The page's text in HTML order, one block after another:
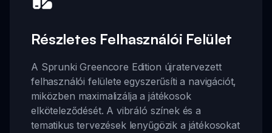
Részletes Felhasználói Felület
A Sprunki Greencore Edition újratervezett
felhasználói felülete egyszerűsíti a navigációt,
miközben maximalizálja a játékosok
elköteleződését. A vibráló színek és a
tematikus tervezések lenyűgözik a játékosokat